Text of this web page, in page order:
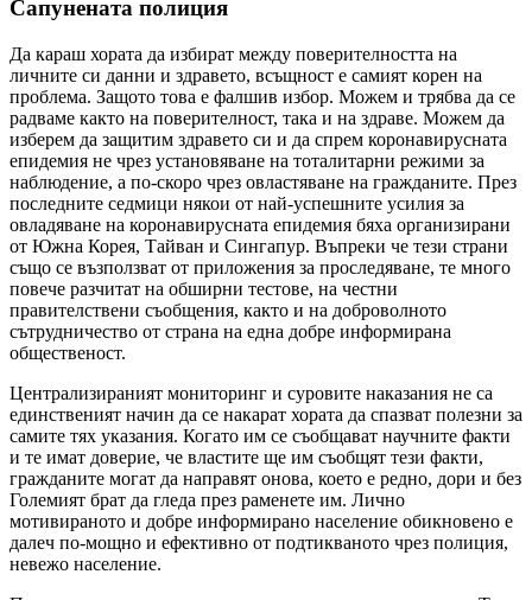
Сапунената полиция
Да караш хората да избират между поверителността на
личните си данни и здравето, всъщност е самият корен на
проблема. Защото това е фалшив избор. Можем и трябва да се
радваме както на поверителност, така и на здраве. Можем да
изберем да защитим здравето си и да спрем коронавирусната
епидемия не чрез установяване на тоталитарни режими за
наблюдение, а по-скоро чрез овластяване на гражданите. През
последните седмици някои от най-успешните усилия за
овладяване на коронавирусната епидемия бяха организирани
от Южна Корея, Тайван и Сингапур. Въпреки че тези страни
също се възползват от приложения за проследяване, те много
повече разчитат на обширни тестове, на честни
правителствени съобщения, както и на доброволното
сътрудничество от страна на една добре информирана
общественост.
Централизираният мониторинг и суровите наказания не са
единственият начин да се накарат хората да спазват полезни за
самите тях указания. Когато им се съобщават научните факти
и те имат доверие, че властите ще им съобщят тези факти,
гражданите могат да направят онова, което е редно, дори и без
Големият брат да гледа през раменете им. Лично
мотивираното и добре информирано население обикновено е
далеч по-мощно и ефективно от подтикваното чрез полиция,
невежо население.